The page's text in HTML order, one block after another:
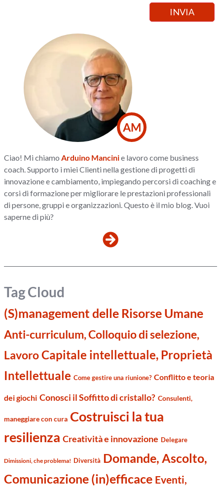
AM
Ciao! Mi chiamoArduino Mancinie lavoro come business
coach. Supporto i miei Clienti nella gestione di progetti di
innovazione e cambiamento, impiegando percorsi di coaching e
corsi di formazione per migliorare le prestazioni professionali
di persone, gruppi e organizzazioni. Questo è il mio blog. Vuoi
saperne di più?
Tag Cloud
(S)management delle Risorse Umane
Anti-curriculum, Colloquio di selezione,
LavoroCapitale intellettuale, Proprietà
Intellettuale Come gestire una riunione? Conflitto e teoria
dei giochi Conosci il Soffitto di cristallo? Consulenti,
maneggiare con cura Costruisci la tua
resilienza Creatività e innovazione Delegare
Dimissioni, che problema! Diversità Domande, Ascolto,
Comunicazione (in)efficace Eventi,